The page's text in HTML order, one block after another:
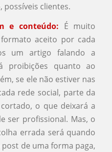
possíveis clientes.
e conteúdo: É muito
aceito por cada
um artigo falando a
proibições quanto ao
se ele não estiver nas
rede social, parte da
o que deixará a
ser profissional. Mas, o
errada será quando
de uma forma paga,